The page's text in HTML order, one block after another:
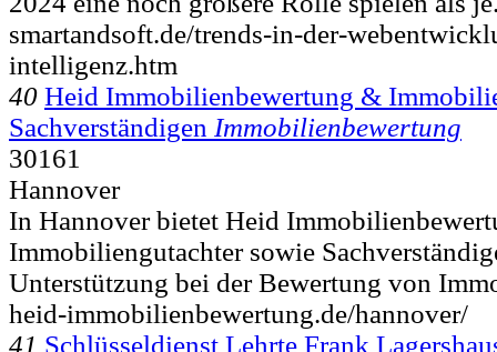
smartandsoft.de/trends-in-der-
intelligenz.htm
40 Heid Immobilienbewertung &
Sachverständigen Immobilienbewertung
30161
Hannover
In Hannover bietet Heid
Immobiliengutachter sowie
Unterstützung bei der Bewertung von
heid-immobilienbewertung.de/hannover/
41 Schlüsseldienst Lehrte Frank